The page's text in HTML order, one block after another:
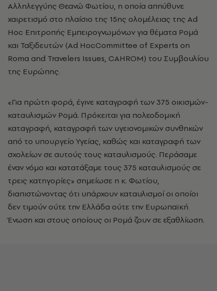
Αλληλεγγύης Θεανώ Φωτίου, η οποία απηύθυνε
χαιρετισμό στο πλαίσιο της 15ης ολομέλειας της Ad
Hoc Επιτροπής Εμπειρογνωμόνων για θέματα Ρομά
και Ταξιδευτών (Ad HocCommittee of Experts on
Roma and Travelers Issues, CAHROM) του Συμβουλίου
της Ευρώπης.
«Για πρώτη φορά, έγινε καταγραφή των 375 οικισμών-
καταυλισμών Ρομά. Πρόκειται για πολεοδομική
καταγραφή, καταγραφή των υγειονομικών συνθηκών
από το υπουργείο Υγείας, καθώς και καταγραφή των
σχολείων σε αυτούς τους καταυλισμούς. Περάσαμε
έναν νόμο και κατατάξαμε τους 375 καταυλισμούς σε
τρεις κατηγορίες» σημείωσε η κ. Φωτίου,
διαπιστώνοντας ότι υπάρχουν καταυλισμοί οι οποίοι
δεν τιμούν ούτε την Ελλάδα ούτε την Ευρωπαϊκή
Ένωση και στους οποίους οι Ρομά ζουν σε εξαθλίωση.